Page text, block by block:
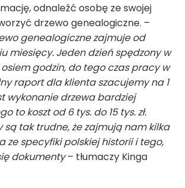
odnaleźć osobę ze swojej
drzewo genealogiczne. –
genealogiczne zajmuje od
miesięcy. Jeden dzień spędzony w
godzin, do tego czas pracy w
raport dla klienta szacujemy na 1
wykonanie drzewa bardziej
to koszt od 6 tys. do 15 tys. zł.
są tak trudne, że zajmują nam kilka
ze specyfiki polskiej historii i tego,
dokumenty– tłumaczy Kinga